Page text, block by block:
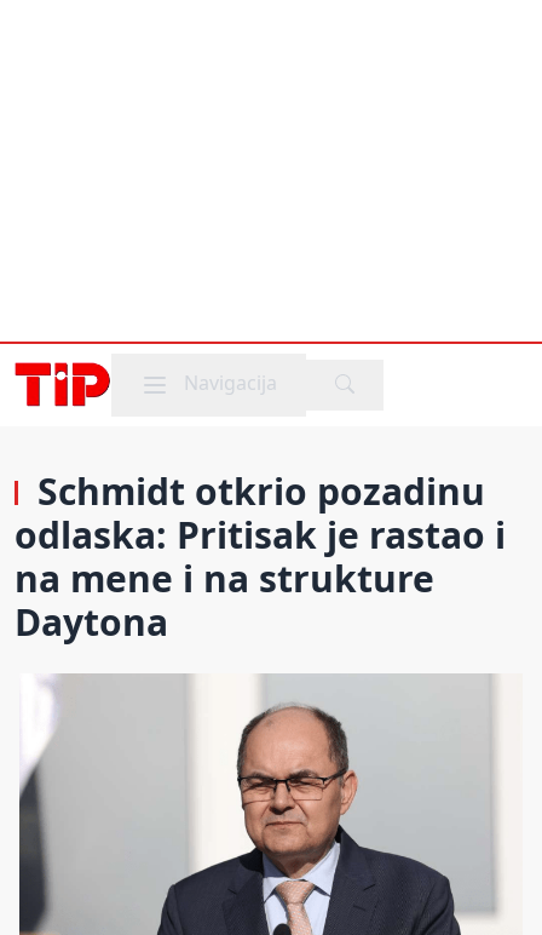
Mobile menu
Navigacija
Schmidt otkrio pozadinu
odlaska: Pritisak je rastao i
na mene i na strukture
Daytona